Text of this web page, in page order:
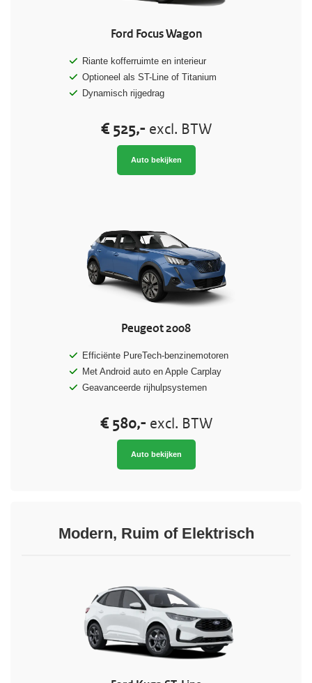
Ford Focus Wagon
Riante kofferruimte en interieur
Optioneel als ST-Line of Titanium
Dynamisch rijgedrag
€ 525,- excl. BTW
Auto bekijken
Peugeot 2008
Efficiënte PureTech-benzinemotoren
Met Android auto en Apple Carplay
Geavanceerde rijhulpsystemen
€ 580,- excl. BTW
Auto bekijken
Modern, Ruim of Elektrisch